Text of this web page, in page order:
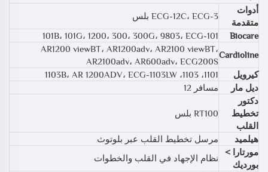
أدوات
متقدمة
ECG-12C، ECG-3 بلس
Biocare
101B، 101G، 1200، 300، 300G، 9803، ECG-101
Cardioline
AR1200 viewBT، AR1200adv، AR2100 viewBT،
AR2100adv، AR600adv، ECG200S
كيرويل
1101، 1103، 1103B، AR 1200ADV، ECG-1103LW
ديل مار
مسافر 12
دكتور
تخطيط
القلب
RT100 بلس
هيلميد
مرسل تخطيط القلب عبر بلوتوث
مورتارا >
بورديك
نظام الإجهاد في القلب والخطوات